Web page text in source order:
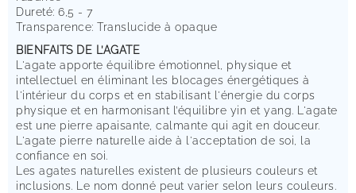
Dureté: 6,5 - 7
Transparence: Translucide à opaque
BIENFAITS DE L’AGATE
L'agate apporte équilibre émotionnel, physique et
intellectuel en éliminant les blocages énergétiques à
l'intérieur du corps et en stabilisant l'énergie du corps
physique et en harmonisant l’équilibre yin et yang. L'agate
est une pierre apaisante, calmante qui agit en douceur.
L'agate pierre naturelle aide à l'acceptation de soi, la
confiance en soi.
Les agates naturelles existent de plusieurs couleurs et
inclusions. Le nom donné peut varier selon leurs couleurs.